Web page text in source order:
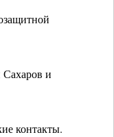
и
контакты.